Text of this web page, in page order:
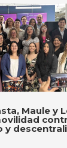
Maule y
y